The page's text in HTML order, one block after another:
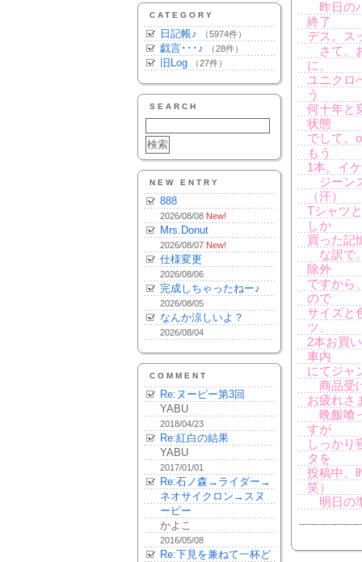
CATEGORY
日記帳♪ （5974件）
戯言･･･♪ （28件）
旧Log （27件）
SEARCH
NEW ENTRY
888
2026/08/08 New!
Mrs.Donut
2026/08/07 New!
仕様変更
2026/08/06
完成しちゃったねー♪
2026/08/05
なんか涼しいよ？
2026/08/04
COMMENT
Re:ヌーピー第3回
YABU
2018/04/23
Re:紅白の結果
YABU
2017/01/01
Re:石ノ森→ライダー→
ネオサイクロン→スヌ
ーピー
かよこ
2016/05/08
Re:下見を兼ねて一杯ど
昨日の
終了
デス。ス
さて。
に、
ユニクロ
う
何十年と
状態
でして。
もう
1本。イ
ジーン
（汗）
Tシャツ
しか
買った記
な訳で
除外
ですから
ので
サイズと
ツ、
2本お買
車内
にてジャ
商品受
お疲れさ
晩飯喰
すが
しっかり
タを
投稿中。
笑）
明日の